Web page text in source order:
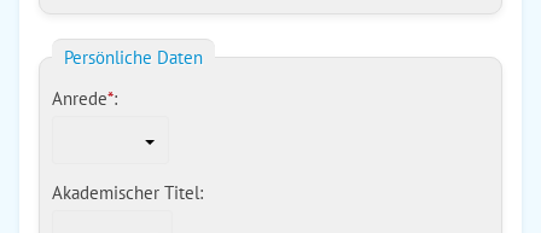
Persönliche Daten
Anrede*:
Akademischer Titel: